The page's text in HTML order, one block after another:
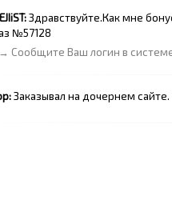
Здравствуйте.Как мне
№57128
→ Сообщите Ваш логин в
Заказывал на дочернем